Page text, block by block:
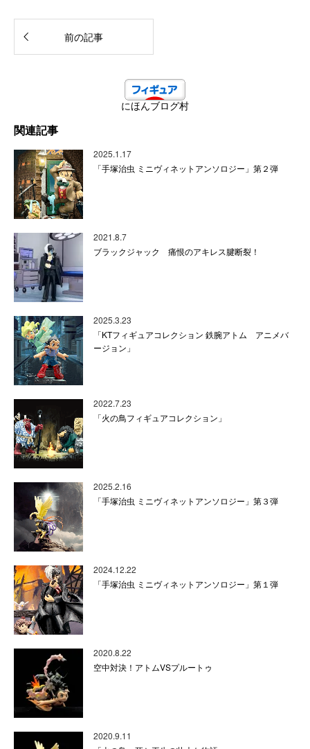
前の記事
にほんブログ村
関連記事
2025.1.17
「手塚治虫 ミニヴィネットアンソロジー」第２弾
2021.8.7
ブラックジャック 痛恨のアキレス腱断裂！
2025.3.23
「KTフィギュアコレクション 鉄腕アトム アニメバ
ージョン」
2022.7.23
「火の鳥フィギュアコレクション」
2025.2.16
「手塚治虫 ミニヴィネットアンソロジー」第３弾
2024.12.22
「手塚治虫 ミニヴィネットアンソロジー」第１弾
2020.8.22
空中対決！アトムVSプルートゥ
2020.9.11